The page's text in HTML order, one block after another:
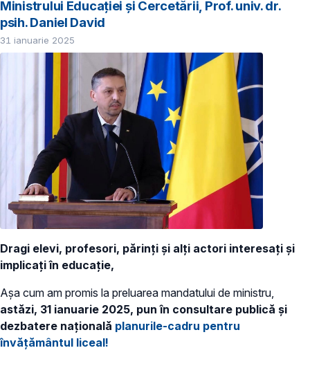
Ministrului Educației și Cercetării, Prof. univ. dr.
psih. Daniel David
31 ianuarie 2025
Dragi elevi, profesori, părinți și alți actori interesați și
implicați în educație,
Așa cum am promis la preluarea mandatului de ministru,
astăzi, 31 ianuarie 2025, pun în consultare publică și
dezbatere națională planurile-cadru pentru
învățământul liceal!